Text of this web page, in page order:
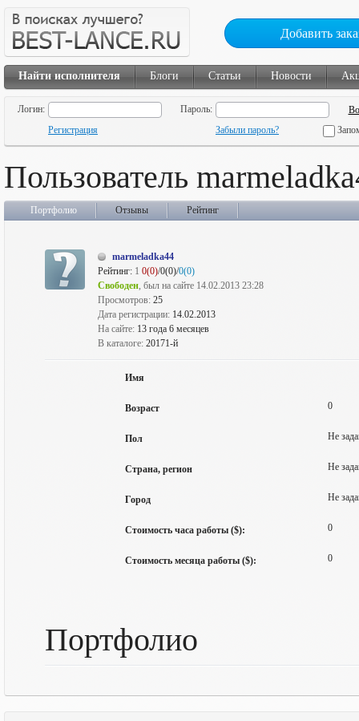
Добавить
Найти исполнителя Блоги Статьи Новости
Логин:
Пароль:
Регистрация
Забыли пароль?
Пользователь
Портфолио Отзывы Рейтинг
marmeladka44
Рейтинг: 1 0(0)/0(0)/0(0)
Свободен, был на сайте 14.02.2013 23:28
Просмотров: 25
Дата регистрации: 14.02.2013
На сайте: 13 года 6 месяцев
В каталоге: 20171-й
Имя
Возраст 0
Пол Не
Страна, регион Не
Город Не
Стоимость часа работы ($): 0
Стоимость месяца работы ($): 0
Портфолио